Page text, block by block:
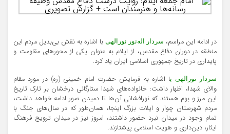
در ادامه این مراسم، سردار اله‌نور نورالهی با اشاره به نقش بی‌بدیل مردم این
منطقه در دوران دفاع مقدس، از ایلام به عنوان یکی از محورهای مقاومت و
پایداری در تاریخ جمهوری اسلامی ایران یاد کرد.
سردار نورالهی با اشاره به فرمایش حضرت امام خمینی (ره) در مورد مقام
والای شهدا، اظهار داشت: خانواده‌های شهدا ستارگانی درخشان بر تارک تاریخ
این مرز و بوم هستند که نورافشانی آن‌ها تا دمیدن صور ادامه خواهد داشت،
مردم شهرستان چوار و ایلات بزرگ اینجا، همان‌طور که در سال‌های جنگ با
تمام وجود در میدان نبرد حضور داشتند، امروز نیز در میدان ترویج فرهنگ
ایثار، دین‌داری و هویت اسلامی پیشتازند.